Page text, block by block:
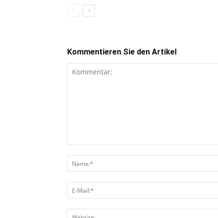
Kommentieren Sie den Artikel